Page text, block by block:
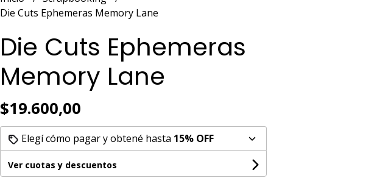
Die Cuts Ephemeras Memory Lane
Die Cuts Ephemeras
Memory Lane
$19.600,00
Elegí cómo pagar y obtené hasta 15% OFF
Ver cuotas y descuentos